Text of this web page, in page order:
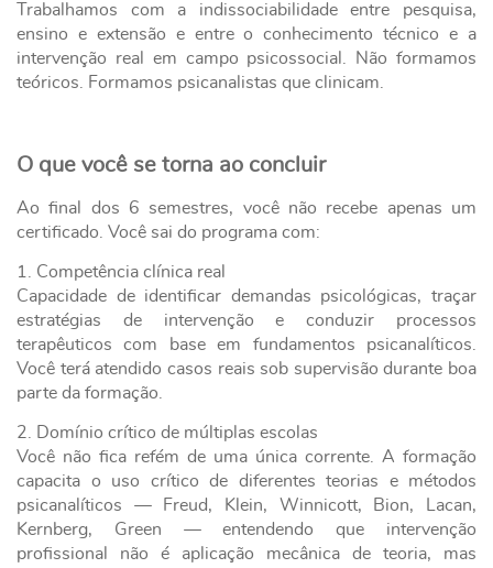
Trabalhamos com a indissociabilidade entre pesquisa,
ensino e extensão e entre o conhecimento técnico e a
intervenção real em campo psicossocial. Não formamos
teóricos. Formamos psicanalistas que clinicam.
O que você se torna ao concluir
Ao final dos 6 semestres, você não recebe apenas um
certificado. Você sai do programa com:
1. Competência clínica real
Capacidade de identificar demandas psicológicas, traçar
estratégias de intervenção e conduzir processos
terapêuticos com base em fundamentos psicanalíticos.
Você terá atendido casos reais sob supervisão durante boa
parte da formação.
2. Domínio crítico de múltiplas escolas
Você não fica refém de uma única corrente. A formação
capacita o uso crítico de diferentes teorias e métodos
psicanalíticos — Freud, Klein, Winnicott, Bion, Lacan,
Kernberg, Green — entendendo que intervenção
profissional não é aplicação mecânica de teoria, mas